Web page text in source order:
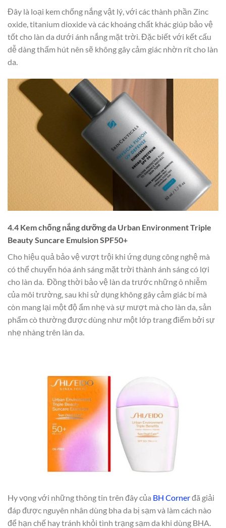
Đây là loại kem chống nắng vật lý, với các thành phần Zinc
oxide, titanium dioxide và các khoáng chất khác giúp bảo vệ
tốt cho làn da dưới ánh nắng mặt trời. Đặc biết với kết cấu
dễ dàng thấm hút nên sẽ không gây cảm giác nhờn rít cho làn
da.
4.4 Kem chống nắng dưỡng da Urban Environment Triple
Beauty Suncare Emulsion SPF50+
Cho hiệu quả bảo vệ vượt trội khi ứng dụng công nghệ mà
có thể chuyển hóa ánh sáng mặt trời thành ánh sáng có lợi
cho làn da. Đồng thời bảo vệ làn da trước những ô nhiễm
của môi trường, sau khi sử dụng không gây cảm giác bí mà
còn mang lại một độ ẩm nhẹ và sự mượt mà cho làn da, sản
phẩm cò thường được dùng như một lớp trang điểm bởi sự
nhẹ nhàng trên làn da.
Hy vọng với những thông tin trên đây của BH Cornerđã giải
đáp được nguyên nhân dùng bha da bị sạm và làm cách nào
để hạn chế hay tránh khỏi tình trạng sạm da khi dùng BHA.